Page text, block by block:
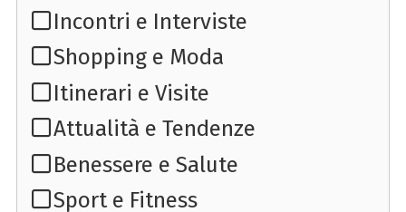
Incontri e Interviste
Shopping e Moda
Itinerari e Visite
Attualità e Tendenze
Benessere e Salute
Sport e Fitness